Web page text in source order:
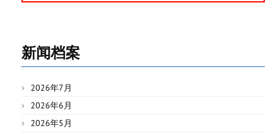
新闻档案
2026年7月
2026年6月
2026年5月